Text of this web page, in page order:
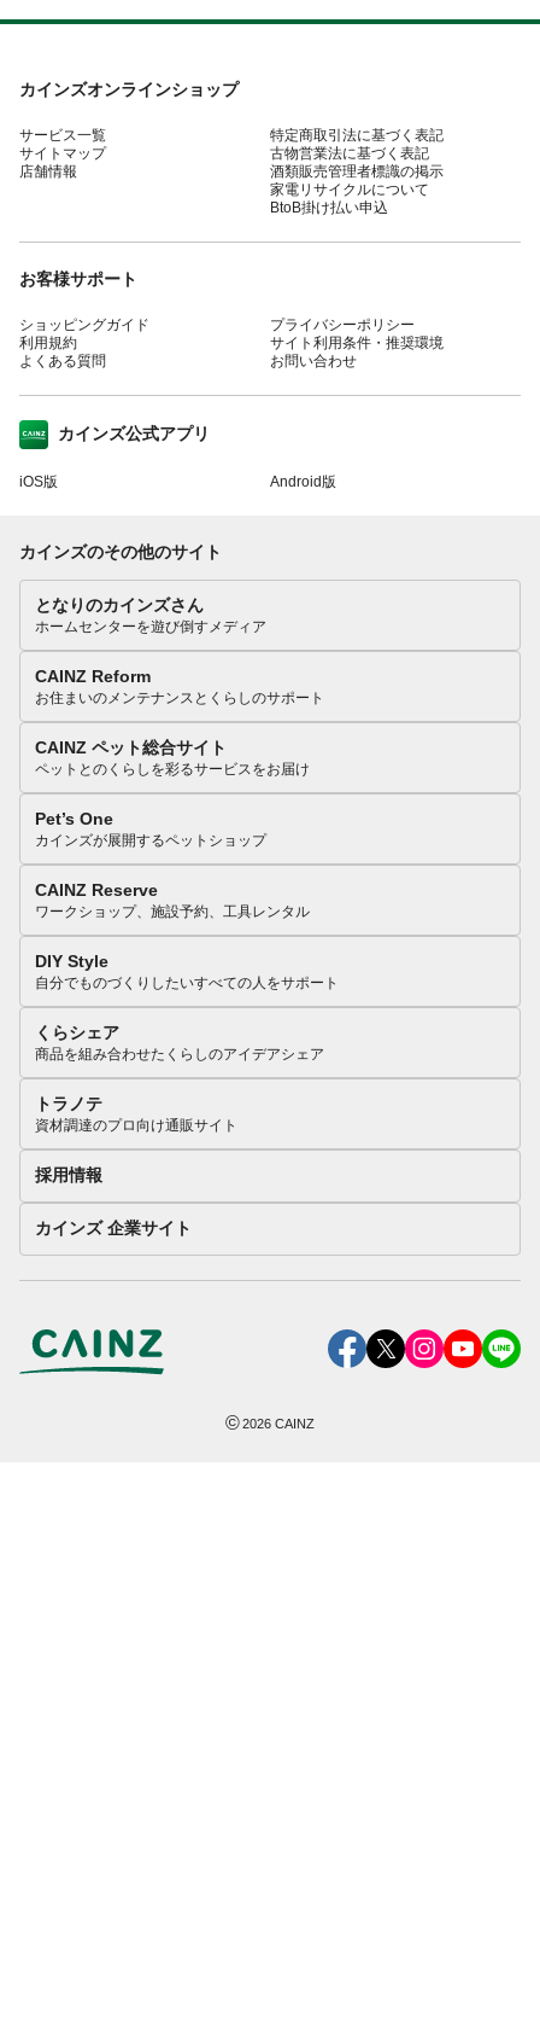
カインズオンラインショップ
サービス一覧
サイトマップ
店舗情報
特定商取引法に基づく表記
古物営業法に基づく表記
酒類販売管理者標識の掲示
家電リサイクルについて
BtoB掛け払い申込
お客様サポート
ショッピングガイド
利用規約
よくある質問
プライバシーポリシー
サイト利用条件・推奨環境
お問い合わせ
カインズ公式アプリ
iOS版 Android版
カインズのその他のサイト
となりのカインズさん
ホームセンターを遊び倒すメディア
CAINZ Reform
お住まいのメンテナンスとくらしのサポート
CAINZ ペット総合サイト
ペットとのくらしを彩るサービスをお届け
Pet’s One
カインズが展開するペットショップ
CAINZ Reserve
ワークショップ、施設予約、工具レンタル
DIY Style
自分でものづくりしたいすべての人をサポート
くらシェア
商品を組み合わせたくらしのアイデアシェア
トラノテ
資材調達のプロ向け通販サイト
採用情報
カインズ 企業サイト
©2026 CAINZ